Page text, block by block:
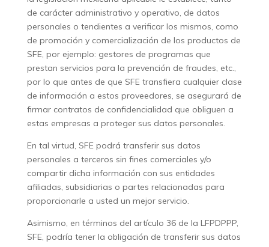
de carácter administrativo y operativo, de datos
personales o tendientes a verificar los mismos, como
de promoción y comercialización de los productos de
SFE, por ejemplo: gestores de programas que
prestan servicios para la prevención de fraudes, etc.,
por lo que antes de que SFE transfiera cualquier clase
de información a estos proveedores, se asegurará de
firmar contratos de confidencialidad que obliguen a
estas empresas a proteger sus datos personales.
En tal virtud, SFE podrá transferir sus datos
personales a terceros sin fines comerciales y/o
compartir dicha información con sus entidades
afiliadas, subsidiarias o partes relacionadas para
proporcionarle a usted un mejor servicio.
Asimismo, en términos del artículo 36 de la LFPDPPP,
SFE, podría tener la obligación de transferir sus datos